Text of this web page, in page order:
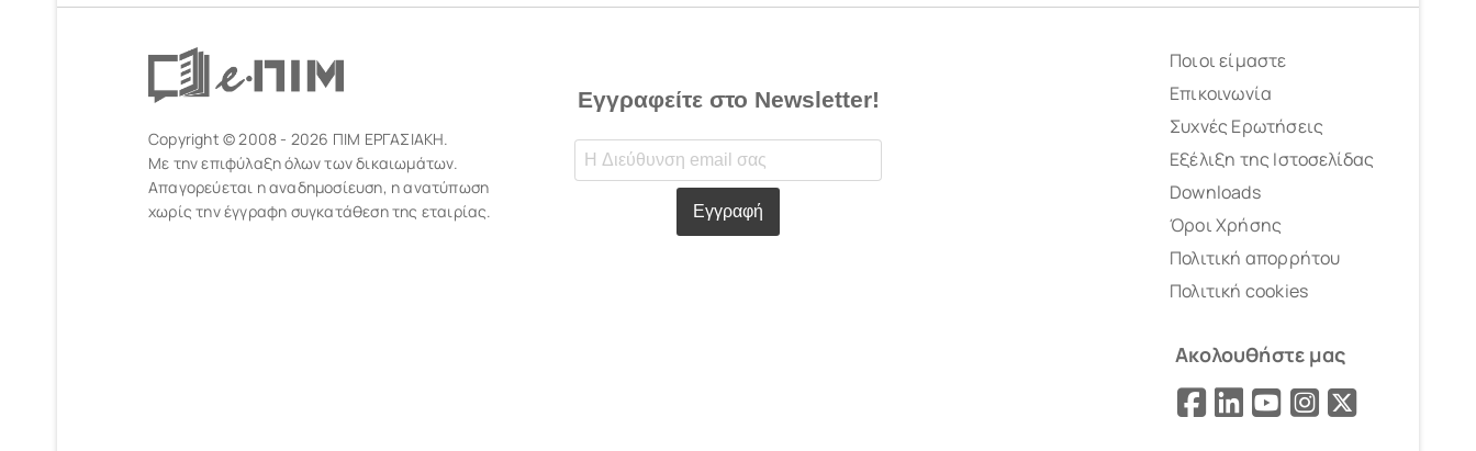
Copyright © 2008 - 2026 ΠΙΜ ΕΡΓΑΣΙΑΚΗ.
Με την επιφύλαξη όλων των δικαιωμάτων.
Απαγορεύεται η αναδημοσίευση, η ανατύπωση
χωρίς την έγγραφη συγκατάθεση της εταιρίας.
Εγγραφείτε στο Newsletter!
Εγγραφή
Ποιοι είμαστε
Επικοινωνία
Συχνές Ερωτήσεις
Εξέλιξη της Ιστοσελίδας
Downloads
Όροι Χρήσης
Πολιτική απορρήτου
Πολιτική cookies
Ακολουθήστε μας
Facebook
LinkedIn
YouTube
Instagram
X